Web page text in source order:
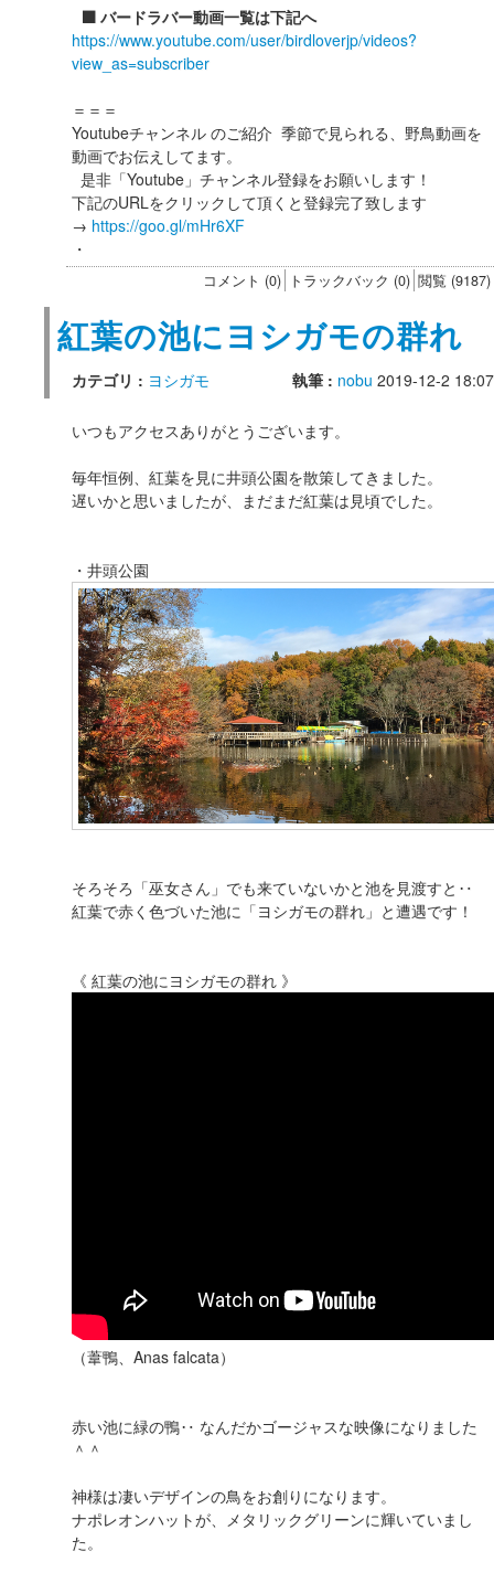
⬛️ バードラバー動画一覧は下記へ
https://www.youtube.com/user/birdloverjp/videos?
view_as=subscriber
＝＝＝
Youtubeチャンネル のご紹介 季節で見られる、野鳥動画を
動画でお伝えしてます。
是非「Youtube」チャンネル登録をお願いします！
下記のURLをクリックして頂くと登録完了致します
→ https://goo.gl/mHr6XF
・
コメント (0) トラックバック (0) 閲覧 (9187)
紅葉の池にヨシガモの群れ
カテゴリ : ヨシガモ 執筆 : nobu 2019-12-2 18:07
いつもアクセスありがとうございます。
毎年恒例、紅葉を見に井頭公園を散策してきました。
遅いかと思いましたが、まだまだ紅葉は見頃でした。
・井頭公園
そろそろ「巫女さん」でも来ていないかと池を見渡すと‥
紅葉で赤く色づいた池に「ヨシガモの群れ」と遭遇です！
《 紅葉の池にヨシガモの群れ 》
（葦鴨、Anas falcata）
赤い池に緑の鴨‥ なんだかゴージャスな映像になりました
＾＾
神様は凄いデザインの鳥をお創りになります。
ナポレオンハットが、メタリックグリーンに輝いていまし
た。